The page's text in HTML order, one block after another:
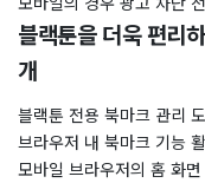
블랙툰을 더욱 편리
개
블랙툰 전용 북마크 관리
브라우저 내 북마크 기능
모바일 브라우저의 홈 화